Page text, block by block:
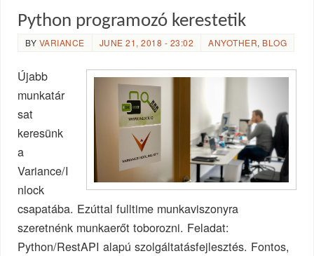
Python programozó kerestetik
BY VARIANCE JUNE 21, 2018 - 23:02 ANYOTHER, BLOG
Újabb
munkatár
sat
keresünk
a
Variance/I
nlock
csapatába. Ezúttal fulltime munkaviszonyra
szeretnénk munkaerőt toborozni. Feladat:
Python/RestAPI alapú szolgáltatásfejlesztés. Fontos,